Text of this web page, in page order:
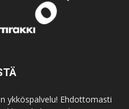
ykköspalvelu! Ehdottomasti